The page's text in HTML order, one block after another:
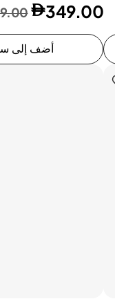
349.00
أضف إلى